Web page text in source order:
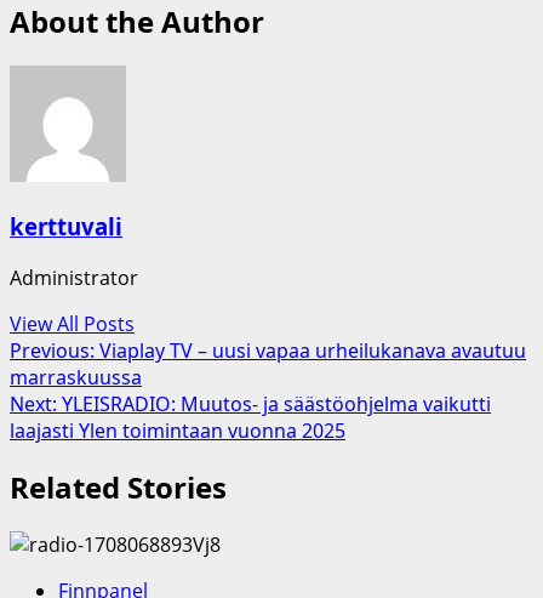
About the Author
kerttuvali
Administrator
View All Posts
Post
navigation
Previous: Viaplay TV – uusi vapaa urheilukanava avautuu
marraskuussa
Next: YLEISRADIO: Muutos- ja säästöohjelma vaikutti
laajasti Ylen toimintaan vuonna 2025
Related Stories
Finnpanel